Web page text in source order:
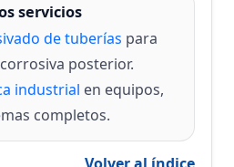
servicios
de tuberías para
posterior.
industrial en equipos,
completos.